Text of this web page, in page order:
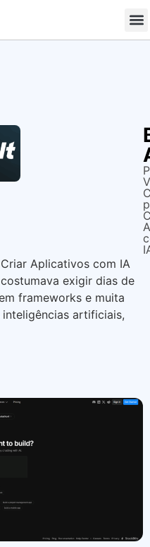
Aplicativos com IA
exigir dias de
frameworks e muita
artificiais,